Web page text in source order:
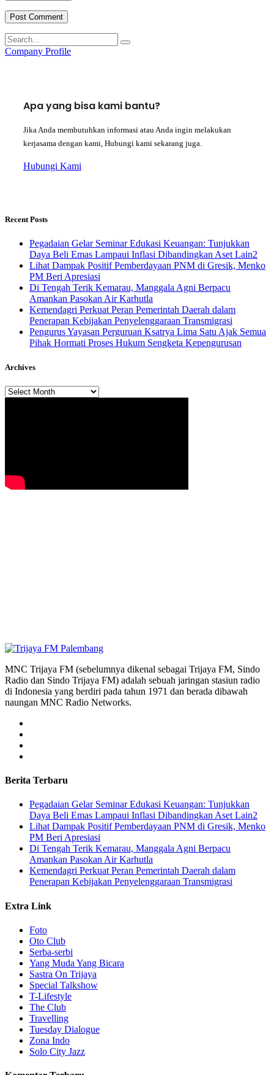
Company Profile
Apa yang bisa kami bantu?
Jika Anda membutuhkan informasi atau Anda ingin melakukan
kerjasama dengan kami, Hubungi kami sekarang juga.
Hubungi Kami
Recent Posts
Pegadaian Gelar Seminar Edukasi Keuangan: Tunjukkan
Daya Beli Emas Lampaui Inflasi Dibandingkan Aset Lain2
Lihat Dampak Positif Pemberdayaan PNM di Gresik, Menko
PM Beri Apresiasi
​Di Tengah Terik Kemarau, Manggala Agni Berpacu
Amankan Pasokan Air Karhutla
Kemendagri Perkuat Peran Pemerintah Daerah dalam
Penerapan Kebijakan Penyelenggaraan Transmigrasi
Pengurus Yayasan Perguruan Ksatrya Lima Satu Ajak Semua
Pihak Hormati Proses Hukum Sengketa Kepengurusan
Archives
Archives
MNC Trijaya FM (sebelumnya dikenal sebagai Trijaya FM, Sindo
Radio dan Sindo Trijaya FM) adalah sebuah jaringan stasiun radio
di Indonesia yang berdiri pada tahun 1971 dan berada dibawah
naungan MNC Radio Networks.
Berita Terbaru
Pegadaian Gelar Seminar Edukasi Keuangan: Tunjukkan
Daya Beli Emas Lampaui Inflasi Dibandingkan Aset Lain2
Lihat Dampak Positif Pemberdayaan PNM di Gresik, Menko
PM Beri Apresiasi
​Di Tengah Terik Kemarau, Manggala Agni Berpacu
Amankan Pasokan Air Karhutla
Kemendagri Perkuat Peran Pemerintah Daerah dalam
Penerapan Kebijakan Penyelenggaraan Transmigrasi
Extra Link
Foto
Oto Club
Serba-serbi
Yang Muda Yang Bicara
Sastra On Trijaya
Special Talkshow
T-Lifestyle
The Club
Travelling
Tuesday Dialogue
Zona Indo
Solo City Jazz